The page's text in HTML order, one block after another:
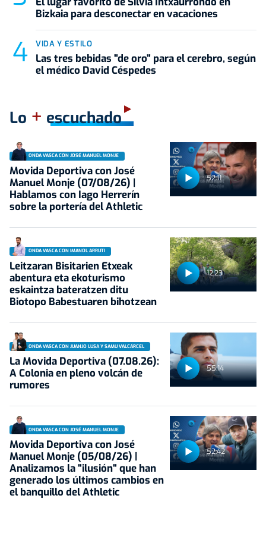
Bizkaia para desconectar en vacaciones
VIDA Y ESTILO
Las tres bebidas "de oro" para el cerebro, según
el médico David Céspedes
Lo + escuchado
52:11
ONDA VASCA CON JOSÉ MANUEL MONJE
Movida Deportiva con José
Manuel Monje (07/08/26) |
Hablamos con Iago Herrerín
sobre la portería del Athletic
12:23
ONDA VASCA CON IMANOL ARRUTI
Leitzaran Bisitarien Etxeak
abentura eta ekoturismo
eskaintza bateratzen ditu
Biotopo Babestuaren bihotzean
55:14
ONDA VASCA CON JUANJO LUSA Y SAMU VALCÁRCEL
La Movida Deportiva (07.08.26):
A Colonia en pleno volcán de
rumores
52:42
ONDA VASCA CON JOSÉ MANUEL MONJE
Movida Deportiva con José
Manuel Monje (05/08/26) |
Analizamos la "ilusión" que han
generado los últimos cambios en
el banquillo del Athletic